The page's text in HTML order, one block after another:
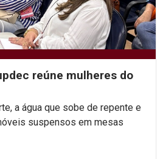
reúne mulheres do
a água que sobe de repente e
suspensos em mesas